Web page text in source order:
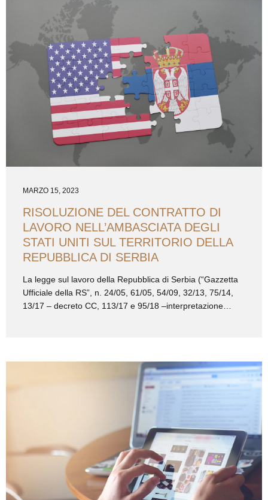
di un certo numero delle disposizioni e’ stato rimandato
all’01.02.2024. Le modifiche piu’ significative sono quelle
relative alla durata dell’arco temporale in cui ad uno
straniero possa essere concesso il soggiorno temporaneo
in Repubblica di Serbia. Infatti, la nuova soluzione
legislativa rende possibile la concessione di soggiorno
temporaneo...
MARZO 15, 2023
RISOLUZIONE DEL CONTRATTO DI
LAVORO NELL’AMBASCIATA DEGLI
STATI UNITI SUL TERRITORIO DELLA
REPUBBLICA DI SERBIA
La legge sul lavoro della Repubblica di Serbia (“Gazzetta
Ufficiale della RS”, n. 24/05, 61/05, 54/09, 32/13, 75/14,
13/17 – decreto CC, 113/17 e 95/18 –interpretazione
dipendente (p. es. mancato ottenimento dei risultati
lavorativi, assenza di competenze necessarie), violazione
colposa di qualche compito lavorativo (p. es. abuso del
potere o eccesso del potere), mancata osservazione della
disciplina lavorativa (p. es. rifiuto ingiustificato di...